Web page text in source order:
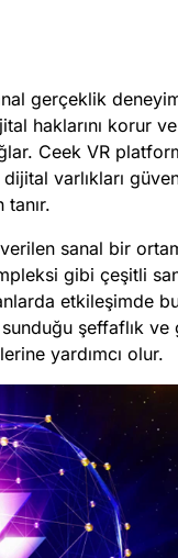
gerçeklik
haklarını korur ve
Ceek VR
varlıkları
sanal bir
gibi çeşitli
etkileşimde
şeffaflık ve
yardımcı olur.